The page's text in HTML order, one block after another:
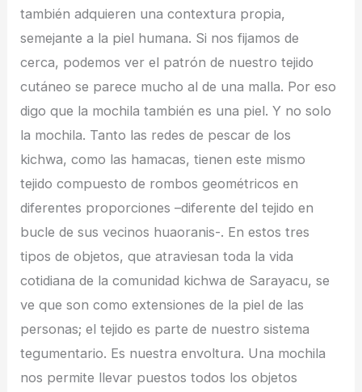
también adquieren una contextura propia,
semejante a la piel humana. Si nos fijamos de
cerca, podemos ver el patrón de nuestro tejido
cutáneo se parece mucho al de una malla. Por eso
digo que la mochila también es una piel. Y no solo
la mochila. Tanto las redes de pescar de los
kichwa, como las hamacas, tienen este mismo
tejido compuesto de rombos geométricos en
diferentes proporciones –diferente del tejido en
bucle de sus vecinos huaoranis-. En estos tres
tipos de objetos, que atraviesan toda la vida
cotidiana de la comunidad kichwa de Sarayacu, se
ve que son como extensiones de la piel de las
personas; el tejido es parte de nuestro sistema
tegumentario. Es nuestra envoltura. Una mochila
nos permite llevar puestos todos los objetos